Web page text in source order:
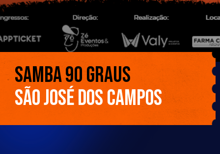
SAMBA 90 GRAUS
SÃO JOSÉ DOS CAMPOS